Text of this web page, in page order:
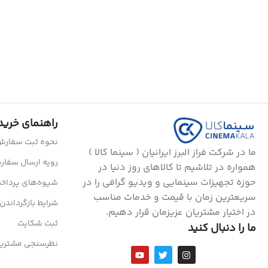
ما در شرکت فراز البرز ایرانیان ( سینما کالا )
همواره در تلاشیم تا کالاهای روز دنیا در
حوزه تجهیزات سینمایی و ویدیو گرافی را در
سریعترین زمان با قیمت و خدمات مناسب
در اختیار مشتریان عزیزمان قرار دهیم.
ما را دنبال کنید
راهنمای
نحوه ثبت
رویه ارسال
شیوه‌های
شرایط
ثبت شکایت
نظرسنجی